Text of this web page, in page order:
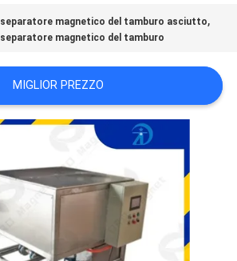
separatore magnetico del tamburo asciutto,
separatore magnetico del tamburo
MIGLIOR PREZZO